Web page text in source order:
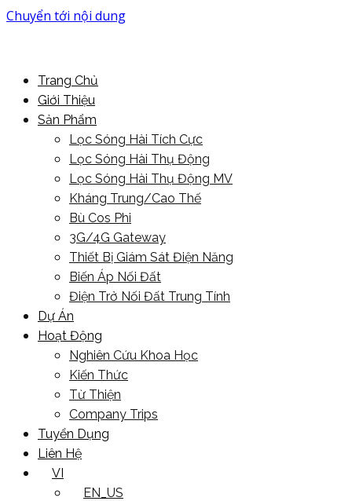
Chuyển tới nội dung
PowerMore Ltd
More Power For You
Trang Chủ
Giới Thiệu
Sản Phẩm
Lọc Sóng Hài Tích Cực
Lọc Sóng Hài Thụ Động
Lọc Sóng Hài Thụ Động MV
Kháng Trung/Cao Thế
Bù Cos Phi
3G/4G Gateway
Thiết Bị Giám Sát Điện Năng
Biến Áp Nối Đất
Điện Trở Nối Đất Trung Tính
Dự Án
Hoạt Động
Nghiên Cứu Khoa Học
Kiến Thức
Từ Thiện
Company Trips
Tuyển Dụng
Liên Hệ
VI
EN_US